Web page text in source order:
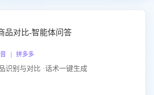
品对比-智能体问答
| 拼多多
识别与对比 ·话术一键生成